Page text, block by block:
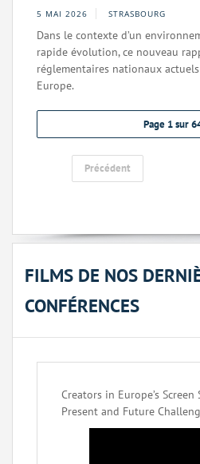
5 MAI 2026 STRASBOURG
Dans le contexte d’un
rapide évolution, ce nouveau
réglementaires nationaux
Europe.
Page 1 sur
Précédent
FILMS DE NOS
CONFÉRENCES
Creators in Europe’s
Present and Future